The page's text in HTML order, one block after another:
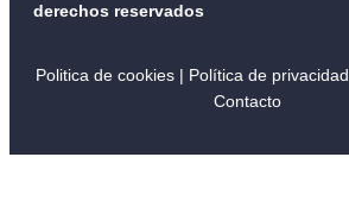
derechos reservados
Politica de cookies | Política de privacidad
Contacto